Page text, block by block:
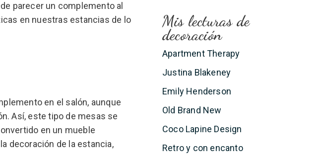
parecer un complemento al
en nuestras estancias de lo
en el salón, aunque
Así, este tipo de mesas se
en un mueble
decoración de la estancia,
Mis lecturas de
decoración
Apartment Therapy
Justina Blakeney
Emily Henderson
Old Brand New
Coco Lapine Design
Retro y con encanto